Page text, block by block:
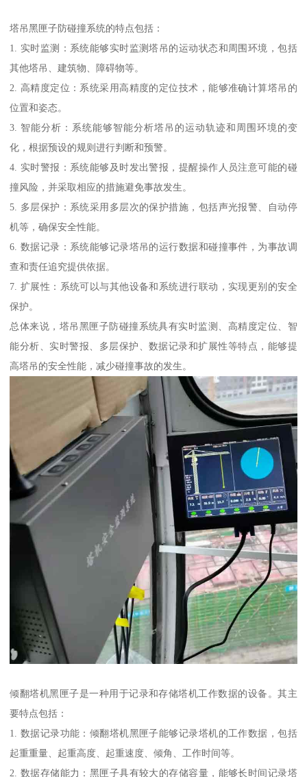
塔吊黑匣子防碰撞系统的特点包括：
1. 实时监测：系统能够实时监测塔吊的运动状态和周围环境，包括
其他塔吊、建筑物、障碍物等。
2. 高精度定位：系统采用高精度的定位技术，能够准确计算塔吊的
位置和姿态。
3. 智能分析：系统能够智能分析塔吊的运动轨迹和周围环境的变
化，根据预设的规则进行判断和预警。
4. 实时警报：系统能够及时发出警报，提醒操作人员注意可能的碰
撞风险，并采取相应的措施避免事故发生。
5. 多层保护：系统采用多层次的保护措施，包括声光报警、自动停
机等，确保安全性能。
6. 数据记录：系统能够记录塔吊的运行数据和碰撞事件，为事故调
查和责任追究提供依据。
7. 扩展性：系统可以与其他设备和系统进行联动，实现更别的安全
保护。
总体来说，塔吊黑匣子防碰撞系统具有实时监测、高精度定位、智
能分析、实时警报、多层保护、数据记录和扩展性等特点，能够提
高塔吊的安全性能，减少碰撞事故的发生。
倾翻塔机黑匣子是一种用于记录和存储塔机工作数据的设备。其主
要特点包括：
1. 数据记录功能：倾翻塔机黑匣子能够记录塔机的工作数据，包括
起重重量、起重高度、起重速度、倾角、工作时间等。
2. 数据存储能力：黑匣子具有较大的存储容量，能够长时间记录塔